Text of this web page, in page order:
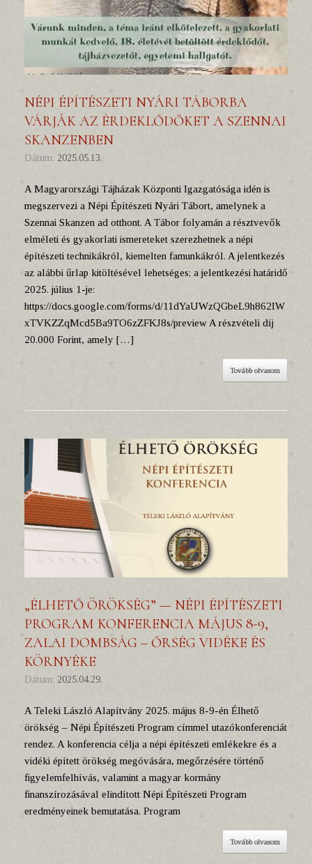
NÉPI ÉPÍTÉSZETI NYÁRI TÁBORBA
VÁRJÁK AZ ÉRDEKLŐDŐKET A SZENNAI
SKANZENBEN
Dátum: 2025.05.13.
A Magyarországi Tájházak Központi Igazgatósága idén is
megszervezi a Népi Építészeti Nyári Tábort, amelynek a
Szennai Skanzen ad otthont. A Tábor folyamán a résztvevők
elméleti és gyakorlati ismereteket szerezhetnek a népi
építészeti technikákról, kiemelten famunkákról. A jelentkezés
az alábbi űrlap kitöltésével lehetséges; a jelentkezési határidő
2025. július 1-je:
https://docs.google.com/forms/d/11dYaUWzQGbeL9h862IW
xTVKZZqMcd5Ba9TO6zZFKJ8s/preview A részvételi díj
20.000 Forint, amely […]
Tovább olvasom
„ÉLHETŐ ÖRÖKSÉG” — NÉPI ÉPÍTÉSZETI
PROGRAM KONFERENCIA MÁJUS 8-9,
ZALAI DOMBSÁG – ŐRSÉG VIDÉKE ÉS
KÖRNYÉKE
Dátum: 2025.04.29.
A Teleki László Alapítvány 2025. május 8-9-én Élhető
örökség – Népi Építészeti Program címmel utazókonferenciát
rendez. A konferencia célja a népi építészeti emlékekre és a
vidéki épített örökség megóvására, megőrzésére történő
figyelemfelhívás, valamint a magyar kormány
finanszírozásával elindított Népi Építészeti Program
eredményeinek bemutatása. Program
Tovább olvasom